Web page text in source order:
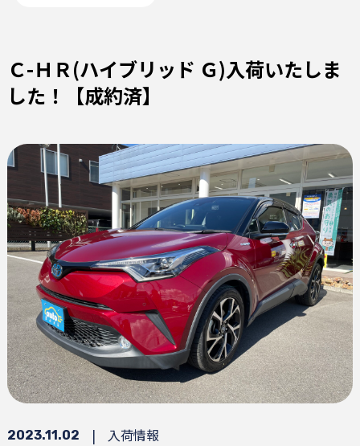
Ｃ-ＨＲ(ハイブリッド Ｇ)入荷いたしま
した！【成約済】
2023.11.02 |
入荷情報